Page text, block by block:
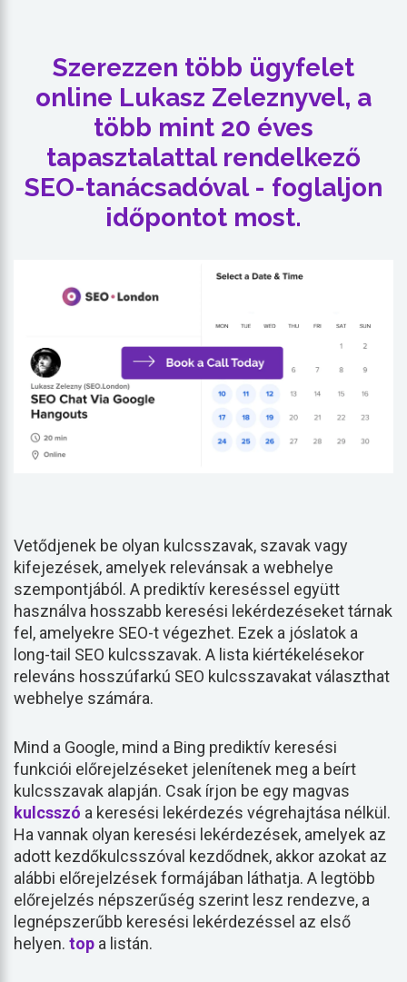
Szerezzen több ügyfelet
online Lukasz Zeleznyvel, a
több mint 20 éves
tapasztalattal rendelkező
SEO-tanácsadóval - foglaljon
időpontot most.
Vetődjenek be olyan kulcsszavak, szavak vagy
kifejezések, amelyek relevánsak a webhelye
szempontjából. A prediktív kereséssel együtt
használva hosszabb keresési lekérdezéseket tárnak
fel, amelyekre SEO-t végezhet. Ezek a jóslatok a
long-tail SEO kulcsszavak. A lista kiértékelésekor
releváns hosszúfarkú SEO kulcsszavakat választhat
webhelye számára.
Mind a Google, mind a Bing prediktív keresési
funkciói előrejelzéseket jelenítenek meg a beírt
kulcsszavak alapján. Csak írjon be egy magvas
kulcsszó a keresési lekérdezés végrehajtása nélkül.
Ha vannak olyan keresési lekérdezések, amelyek az
adott kezdőkulcsszóval kezdődnek, akkor azokat az
alábbi előrejelzések formájában láthatja. A legtöbb
előrejelzés népszerűség szerint lesz rendezve, a
legnépszerűbb keresési lekérdezéssel az első
helyen. top a listán.